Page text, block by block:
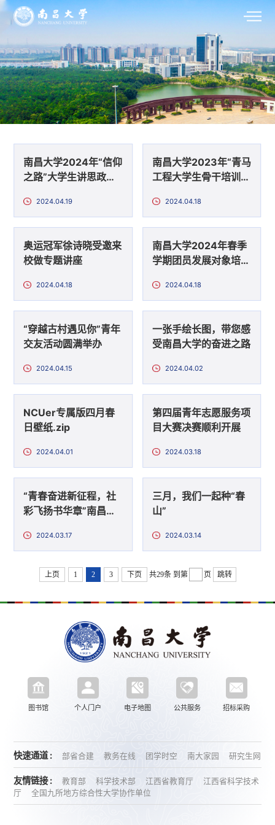
南昌大学2024年“信仰
之路”大学生讲思政课
训会顺利举行
2024.04.19
南昌大学2023年“青马
工程大学生骨干培训
2024.04.18
奥运冠军徐诗晓受邀来
校做专题讲座
2024.04.18
南昌大学2024年春季
学期团员发展对象培训
利举行
2024.04.18
“穿越古村遇见你”青年
交友活动圆满举办
2024.04.15
一张手绘长图，带您感
受南昌大学的奋进之路
2024.04.02
NCUer专属版四月春
日壁纸.zip
2024.04.01
第四届青年志愿服务项
目大赛决赛顺利开展
2024.03.18
“青春奋进新征程，社
彩飞扬书华章”南昌大
术节暨第十二届越野寻
宝大赛拉开帷幕！
2024.03.17
三月，我们一起种“春
山”
2024.03.14
上页 1 2 3 下页 共29条 到第 页 跳转
图书馆 个人门户 电子地图 公共服务 招标采购
快速通道 : 部省合建 教务在线 团学时空 南大家园 研究生网
友情链接 : 教育部 科学技术部 江西省教育厅
江西省科学技术
厅
全国九所地方综合性大学协作单位